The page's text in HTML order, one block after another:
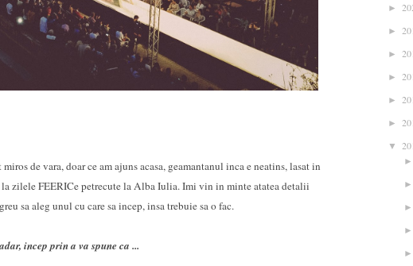
de vara, doar ce am ajuns acasa, geamantanul inca e neatins, lasat in
zilele FEERICe petrecute la Alba Iulia. Imi vin in minte atatea detalii
sa aleg unul cu care sa incep, insa trebuie sa o fac.
incep prin a va spune ca ...
►
►
►
►
►
►
▼
►
►
►
►
►